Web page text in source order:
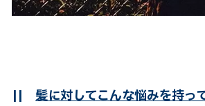
|| 髪に対してこんな悩みを持っ